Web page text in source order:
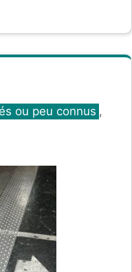
ou peu connus ,